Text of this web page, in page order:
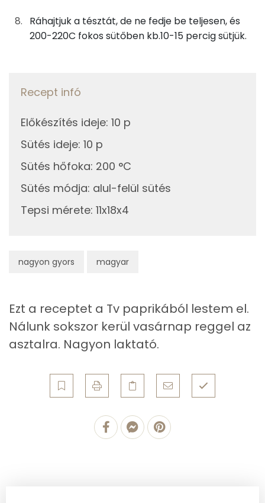
nagyon gyors magyar
Összesen 1606 kcal
Riboflavin - B2 vitamin:
Zsír
Összesen
Telített zsírsav
Összesen
Cink
Szelén
53 mg
Kálcium
506 mg
Ráhajtjuk a tésztát, de ne fedje be teljesen, és
200-220C fokos sütőben kb.10-15 percig sütjük.
Recept infó
Előkészítés ideje: 10 p
Sütés ideje: 10 p
Sütés hőfoka: 200 °C
Sütés módja: alul-felül sütés
Tepsi mérete: 11x18x4
Ezt a receptet a Tv paprikából lestem el.
Nálunk sokszor kerül vasárnap reggel az
asztalra. Nagyon laktató.